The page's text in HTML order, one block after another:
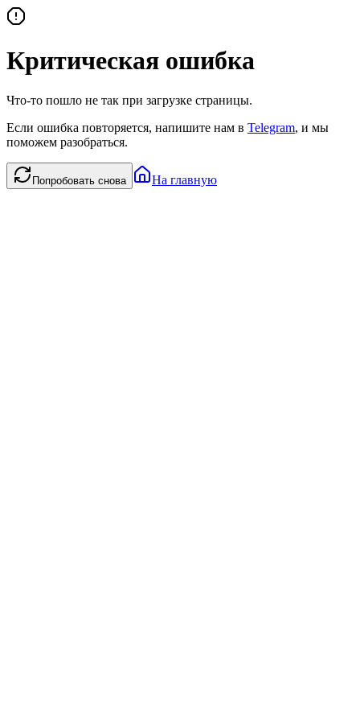
Критическая ошибка
Что-то пошло не так при загрузке страницы.
Если ошибка повторяется, напишите нам в Telegram, и мы
поможем разобраться.
Попробовать снова На главную